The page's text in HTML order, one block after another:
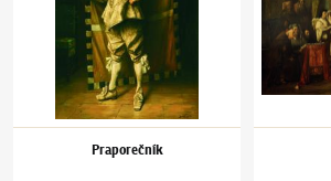
Praporečník